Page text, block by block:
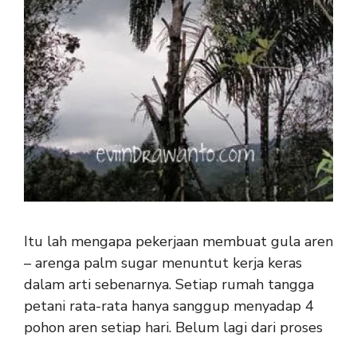
Itu lah mengapa pekerjaan membuat gula aren
– arenga palm sugar menuntut kerja keras
dalam arti sebenarnya. Setiap rumah tangga
petani rata-rata hanya sanggup menyadap 4
pohon aren setiap hari. Belum lagi dari proses